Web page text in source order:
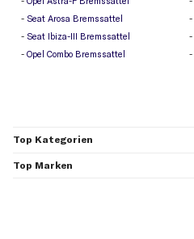
Seat Arosa Bremssattel
Seat Ibiza-III Bremssattel
Opel Combo Bremssattel
Top Kategorien
Top Marken